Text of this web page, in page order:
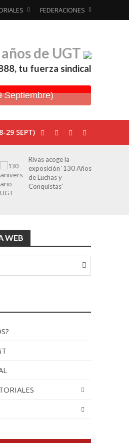
FEDERACIONES
de UGT
tu fuerza sindical
Septiembre)
29 SEPT)
Rivas acoge la
exposición ‘130 Años
de Luchas y
Conquistas’
WEB